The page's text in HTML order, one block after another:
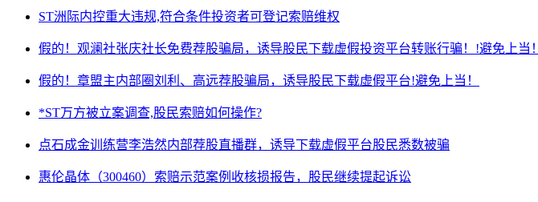
ST洲际内控重大违规,符合条件投资者可登记索赔维权
假的！观澜社张庆社长免费荐股骗局，诱导股民下载虚假投资平台转账行骗！!避免上当！
假的！章盟主内部圈刘利、高远荐股骗局，诱导股民下载虚假平台!避免上当！
*ST万方被立案调查,股民索赔如何操作?
点石成金训练营李浩然内部荐股直播群，诱导下载虚假平台股民悉数被骗
惠伦晶体（300460）索赔示范案例收核损报告，股民继续提起诉讼